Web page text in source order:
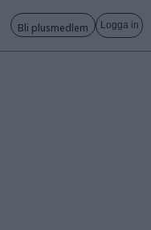
Bli plusmedlem Logga in